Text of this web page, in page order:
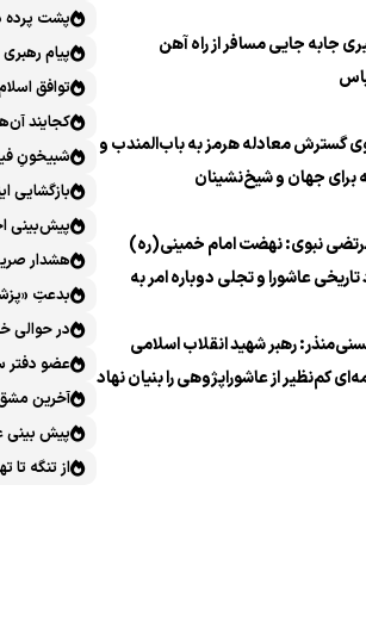
جابه جایی مسافر از راه آهن
گسترش معادله هرمز به باب‌المندب و
برای جهان و شیخ‌نشینان
نبوی: نهضت امام خمینی(ره)
تاریخی عاشورا و تجلی دوباره امر به
رهبر شهید انقلاب اسلامی
کم‌نظیر از عاشوراپژوهی را بنیان نهاد
پشت پرده
پیام
حسن
توافق
کجایند
شبیخونِ
بازگشایی
پیش‌بینی
هشدار
بدعتِ
سیرکِ
در حوالی
شب
عضو دفتر
خلاف
آخرین مشق
شهید
پیش بینی
ملی
از تنگه تا